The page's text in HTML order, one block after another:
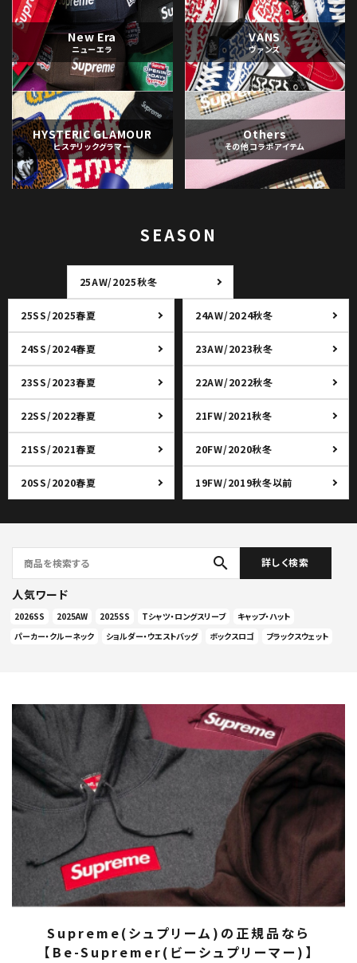
New Era
ニューエラ
VANS
ヴァンズ
HYSTERIC GLAMOUR
ヒステリックグラマー
Others
その他コラボアイテム
SEASON
25AW/2025秋冬
25SS/2025春夏 24AW/2024秋冬
24SS/2024春夏 23AW/2023秋冬
23SS/2023春夏 22AW/2022秋冬
22SS/2022春夏 21FW/2021秋冬
21SS/2021春夏 20FW/2020秋冬
20SS/2020春夏 19FW/2019秋冬以前
search 詳しく検索
人気ワード
2026SS 2025AW 2025SS Tシャツ・ロングスリーブ
キャップ・ハット
パーカー・クルーネック
ショルダー・ウエストバッグ ボックスロゴ ブラックスウェット
Supreme(シュプリーム)の正規品なら
【Be-Supremer(ビーシュプリーマー)】